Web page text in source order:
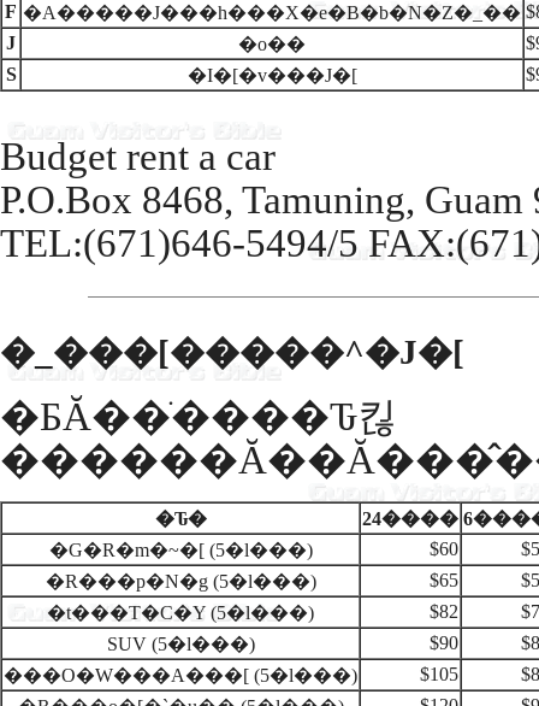
F �A�����J���h���X�e�B�b�N�Z�_��
J
�o��
S
�I�[�v���J�[
Budget rent a car
P.O.Box 8468, Tamuning, Guam
TEL:(671)646-5494/5
�_���[�����^�J�[
�ƂĂ��ׂ����Ԏ킪
�Ԏ� 24����
�G�R�m�~�[ (5�l���)
$60
�R���p�N�g (5�l���)
$65
�t���T�C�Y (5�l���)
$82
SUV (5�l���)
$90
���O�W���A���[ (5�l���)
$105